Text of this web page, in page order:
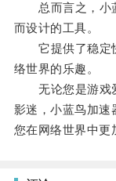
总而言之，小蓝
而设计的工具。
它提供了稳定快
络世界的乐趣。
无论您是游戏爱
影迷，小蓝鸟加速
您在网络世界中更